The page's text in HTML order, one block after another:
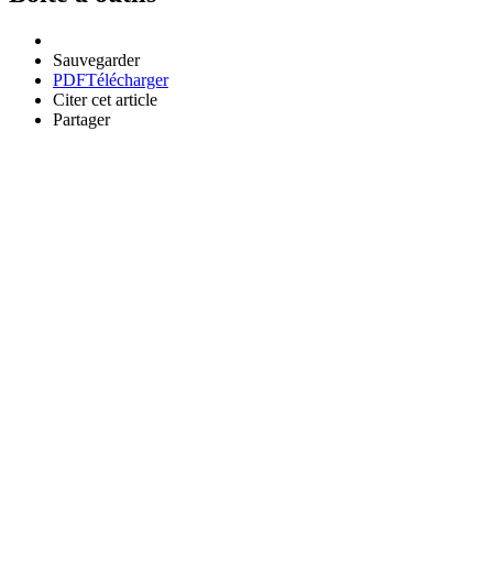
Sauvegarder
PDFTélécharger
Citer cet article
Partager